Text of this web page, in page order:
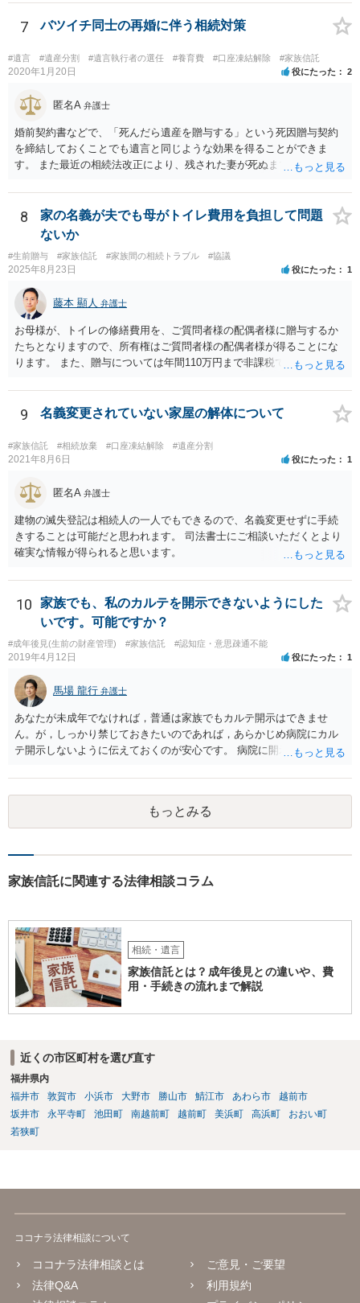
戸籍がどこにあるのかは関係ありません。 ただし、お父様が亡くなっ
たことを知ってから３か月以内に家庭裁判所にて「相続放棄」の手続
7 バツイチ同士の再婚に伴う相続対策
#遺言 #遺産分割 #遺言執行者の選任 #養育費 #口座凍結解除 #家族信託
2020年1月20日 役にたった 2
匿名A 弁護士
婚前契約書などで、「死んだら遺産を贈与する」という死因贈与契約
を締結しておくことでも遺言と同じような効果を得ることができま
す。 また最近の相続法改正により、残された妻が死ぬまで家に住み続
で、その制度を活用する方法も考えられます。 もし契約書の作成まで
視野に入れておられる場合は、お近くの弁護士、できれば相続に強い
弁護士にご相談なさるとよいでしょう。
8
家の名義が夫でも母がトイレ費用を負担して問題
ないか
#生前贈与 #家族信託 #家族間の相続トラブル #協議
2025年8月23日 役にたった 1
藤本 顯人 弁護士
お母様が、トイレの修繕費用を、ご質問者様の配偶者様に贈与するか
たちとなりますので、所有権はご質問者様の配偶者様が得ることにな
ります。 また、贈与については年間110万円まで非課税であり、トイ
9 名義変更されていない家屋の解体について
#家族信託 #相続放棄 #口座凍結解除 #遺産分割
2021年8月6日 役にたった 1
匿名A 弁護士
建物の滅失登記は相続人の一人でもできるので、名義変更せずに手続
きすることは可能だと思われます。 司法書士にご相談いただくとより
確実な情報が得られると思います。
10
家族でも、私のカルテを開示できないようにした
いです。可能ですか？
#成年後見(生前の財産管理) #家族信託 #認知症・意思疎通不能
2019年4月12日 役にたった 1
馬場 龍行 弁護士
あなたが未成年でなければ，普通は家族でもカルテ開示はできませ
ん。が，しっかり禁じておきたいのであれば，あらかじめ病院にカル
テ開示しないように伝えておくのが安心です。 病院に開示しないよう
可能性は低いのでコストパフォーマンスとしてはどうかなという感じ
がします。
もっとみる
家族信託に関連する法律相談コラム
相続・遺言
家族信託とは？成年後見との違いや、費
用・手続きの流れまで解説
近くの市区町村を選び直す
福井県内
福井市
敦賀市 小浜市 大野市 勝山市 鯖江市 あわら市
越前市
坂井市
永平寺町 池田町 南越前町 越前町 美浜町 高浜町
おおい町
若狭町
ココナラ法律相談について
ココナラ法律相談とは
法律Q&A
ご意見・ご要望
利用規約